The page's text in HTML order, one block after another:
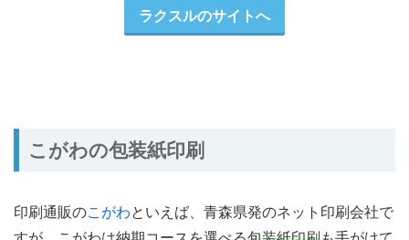
ラクスルのサイトへ
こがわの包装紙印刷
印刷通販のこがわといえば、青森県発のネット印刷会社で